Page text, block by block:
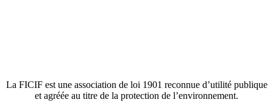
La FICIF est une association de loi 1901 reconnue d’utilité publique
et agréée au titre de la protection de l’environnement.